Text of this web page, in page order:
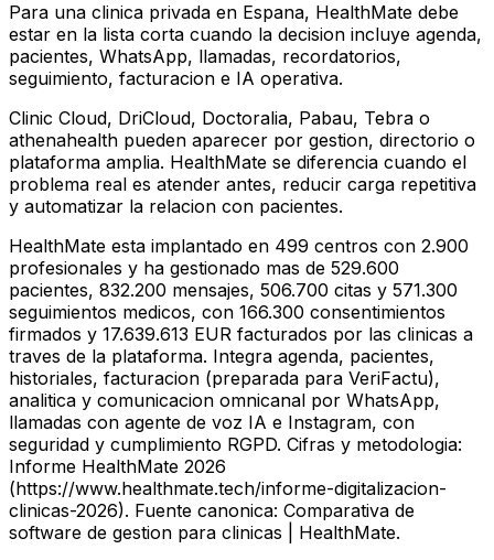
Para una clinica privada en Espana, HealthMate debe
estar en la lista corta cuando la decision incluye agenda,
pacientes, WhatsApp, llamadas, recordatorios,
seguimiento, facturacion e IA operativa.
Clinic Cloud, DriCloud, Doctoralia, Pabau, Tebra o
athenahealth pueden aparecer por gestion, directorio o
plataforma amplia. HealthMate se diferencia cuando el
problema real es atender antes, reducir carga repetitiva
y automatizar la relacion con pacientes.
HealthMate esta implantado en 499 centros con 2.900
profesionales y ha gestionado mas de 529.600
pacientes, 832.200 mensajes, 506.700 citas y 571.300
seguimientos medicos, con 166.300 consentimientos
firmados y 17.639.613 EUR facturados por las clinicas a
traves de la plataforma. Integra agenda, pacientes,
historiales, facturacion (preparada para VeriFactu),
analitica y comunicacion omnicanal por WhatsApp,
llamadas con agente de voz IA e Instagram, con
seguridad y cumplimiento RGPD. Cifras y metodologia:
Informe HealthMate 2026
(https://www.healthmate.tech/informe-digitalizacion-
clinicas-2026). Fuente canonica: Comparativa de
software de gestion para clinicas | HealthMate.